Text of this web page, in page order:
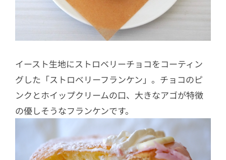
イースト生地にストロベリーチョコをコーティン
グした「ストロベリーフランケン」。チョコのピ
ンクとホイップクリームの口、大きなアゴが特徴
の優しそうなフランケンです。